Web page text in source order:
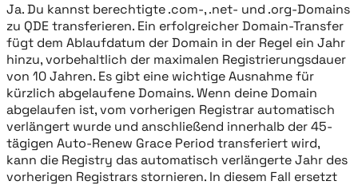
Ja. Du kannst berechtigte .com-, .net- und .org-Domains
zu QDE transferieren. Ein erfolgreicher Domain-Transfer
fügt dem Ablaufdatum der Domain in der Regel ein Jahr
hinzu, vorbehaltlich der maximalen Registrierungsdauer
von 10 Jahren. Es gibt eine wichtige Ausnahme für
kürzlich abgelaufene Domains. Wenn deine Domain
abgelaufen ist, vom vorherigen Registrar automatisch
verlängert wurde und anschließend innerhalb der 45-
tägigen Auto-Renew Grace Period transferiert wird,
kann die Registry das automatisch verlängerte Jahr des
vorherigen Registrars stornieren. In diesem Fall ersetzt